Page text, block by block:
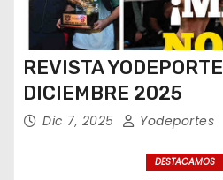
n
t
r
a
REVISTA
DICIEMBRE 2025
Dic 7, 2025 Yodeportes
DESTACAMOS